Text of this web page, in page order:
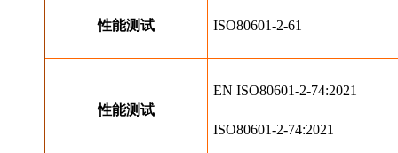
性能测试 ISO80601-2-61
性能测试
EN ISO80601-2-74:2021
ISO80601-2-74:2021